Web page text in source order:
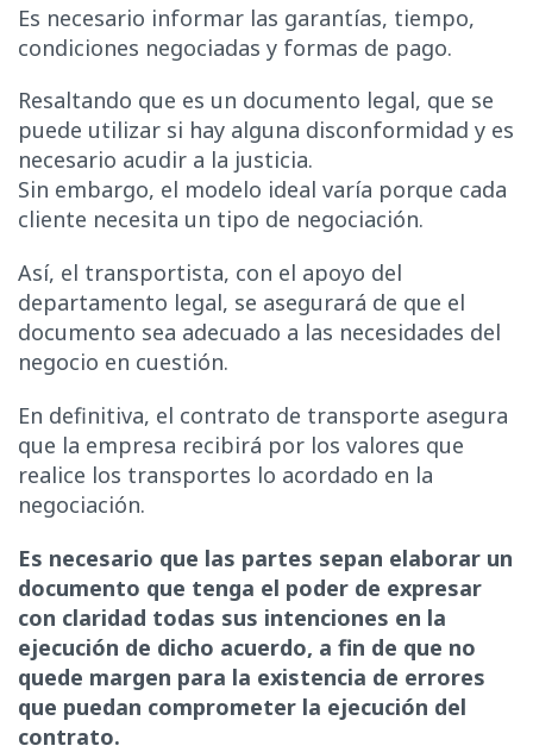
Es necesario informar las garantías, tiempo,
condiciones negociadas y formas de pago.
Resaltando que es un documento legal, que se
puede utilizar si hay alguna disconformidad y es
necesario acudir a la justicia.
Sin embargo, el modelo ideal varía porque cada
cliente necesita un tipo de negociación.
Así, el transportista, con el apoyo del
departamento legal, se asegurará de que el
documento sea adecuado a las necesidades del
negocio en cuestión.
En definitiva, el contrato de transporte asegura
que la empresa recibirá por los valores que
realice los transportes lo acordado en la
negociación.
Es necesario que las partes sepan elaborar un
documento que tenga el poder de expresar
con claridad todas sus intenciones en la
ejecución de dicho acuerdo, a fin de que no
quede margen para la existencia de errores
que puedan comprometer la ejecución del
contrato.